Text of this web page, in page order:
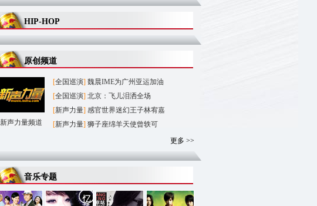
HIP-HOP
原创频道
新声力量频道
[全国巡演] 魏晨IME为广州亚运加油
[全国巡演] 北京：飞儿泪洒全场
[新声力量] 感官世界迷幻王子林宥嘉
[新声力量] 狮子座绵羊天使曾轶可
更多 >>
音乐专题